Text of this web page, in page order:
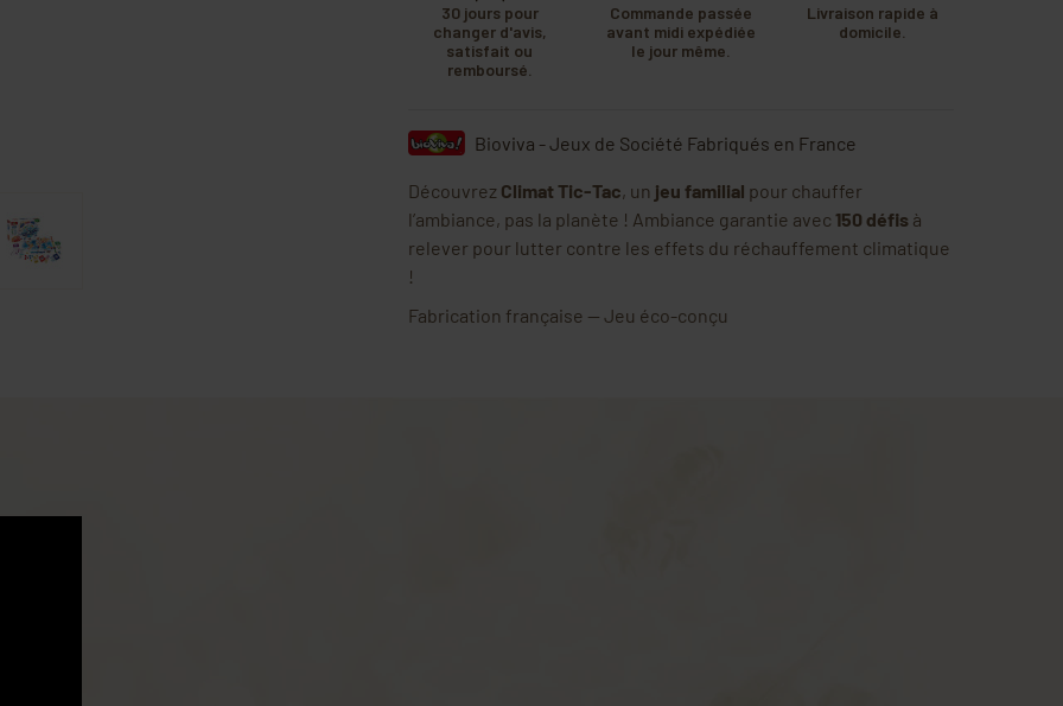
30 jours pour
changer d'avis,
satisfait ou
remboursé.
Commande passée
avant midi expédiée
le jour même.
Livraison rapide à
domicile.
Bioviva - Jeux de Société Fabriqués en France
Découvrez Climat Tic-Tac, un jeu familial pour chauffer
l’ambiance, pas la planète ! Ambiance garantie avec 150 défisà
relever pour lutter contre les effets du réchauffement climatique
!
Fabrication française — Jeu éco-conçu